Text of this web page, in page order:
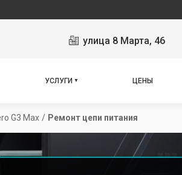
улица 8 Марта, 46
УСЛУГИ ЦЕНЫ
G3 Max / Ремонт цепи питания